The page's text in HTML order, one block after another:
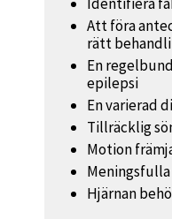
Att föra
rätt
En
epilepsi
En varierad
Tillräcklig
Motion
Hjärnan